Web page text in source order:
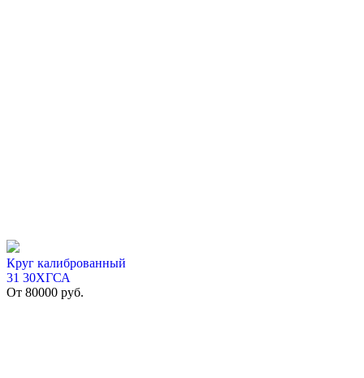
Круг калиброванный
31 30ХГСА
От 80000 руб.